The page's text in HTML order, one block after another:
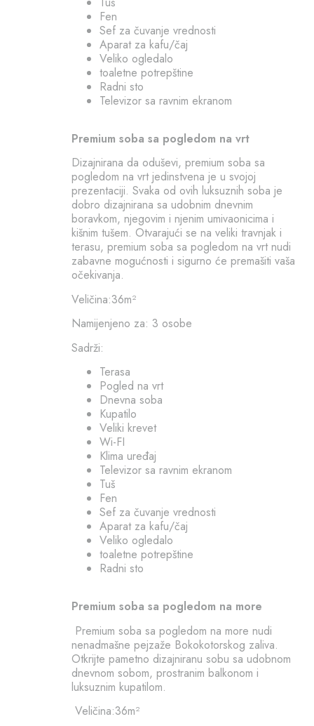
Fen
Sef za čuvanje vrednosti
Aparat za kafu/čaj
Veliko ogledalo
toaletne potrepštine
Radni sto
Televizor sa ravnim ekranom
Premium soba sa pogledom na vrt
Dizajnirana da oduševi, premium soba sa
pogledom na vrt jedinstvena je u svojoj
prezentaciji. Svaka od ovih luksuznih soba je
dobro dizajnirana sa udobnim dnevnim
boravkom, njegovim i njenim umivaonicima i
kišnim tušem. Otvarajući se na veliki travnjak i
terasu, premium soba sa pogledom na vrt nudi
zabavne mogućnosti i sigurno će premašiti vaša
očekivanja.
Veličina:36m²
Namijenjeno za: 3 osobe
Sadrži:
Terasa
Pogled na vrt
Dnevna soba
Kupatilo
Veliki krevet
Wi-FI
Klima uređaj
Televizor sa ravnim ekranom
Tuš
Fen
Sef za čuvanje vrednosti
Aparat za kafu/čaj
Veliko ogledalo
toaletne potrepštine
Radni sto
Premium soba sa pogledom na more
Premium soba sa pogledom na more nudi
nenadmašne pejzaže Bokokotorskog zaliva.
Otkrijte pametno dizajniranu sobu sa udobnom
dnevnom sobom, prostranim balkonom i
luksuznim kupatilom.
Veličina:36m²